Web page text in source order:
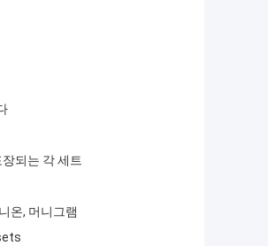
되는 각 세트
온, 머니그램